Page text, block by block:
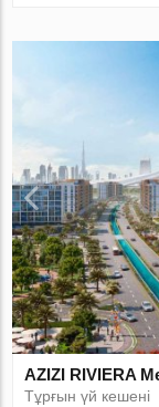
AZIZI RIVIERA
Тұрғын үй кешені